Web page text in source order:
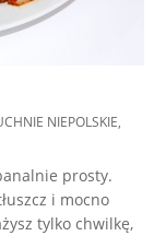
NIEPOLSKIE,
prosty.
i mocno
tylko chwilkę,